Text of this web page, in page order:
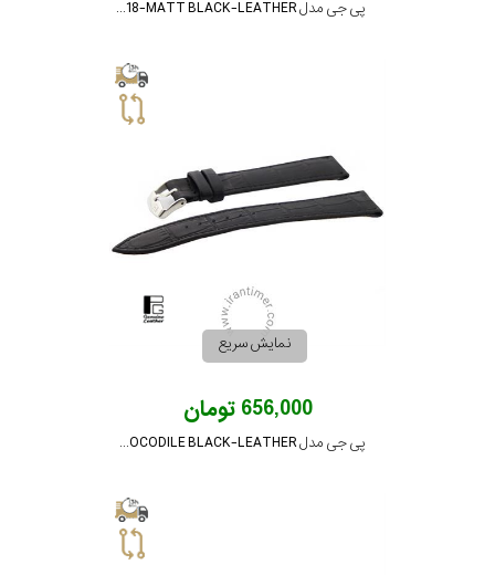
پی جی مدل PG-18-MATT BLACK-LEATHER
نمایش سریع
656,000 تومان
پی جی مدل PG-18-CROCODILE BLACK-LEATHER